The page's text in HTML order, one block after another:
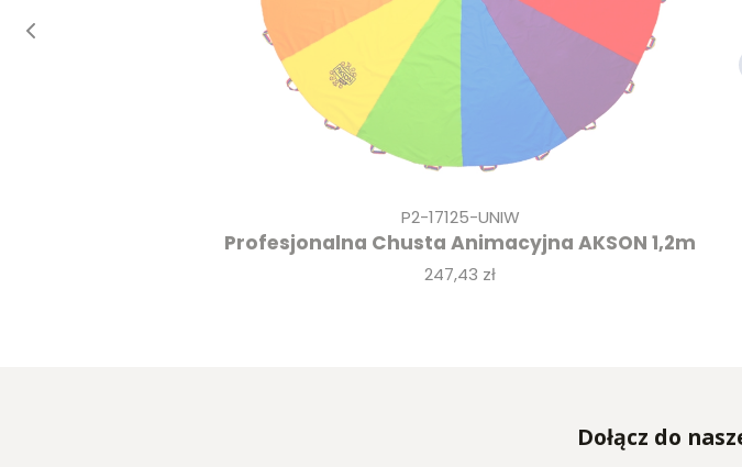
P2-17125-UNIW
Profesjonalna Chusta Animacyjna AKSON 1,2m
Cena
247,43 zł
Dołącz do